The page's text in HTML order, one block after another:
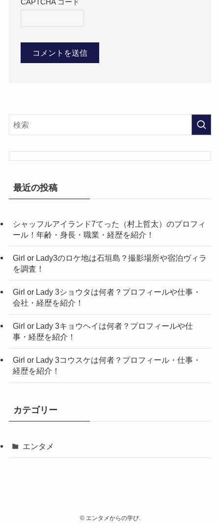
CAPTCHA コード
最近の投稿
シャッフルアイランド7てった（村上哲太）のプロフィ
ール！年齢・身長・職業・経歴を紹介！
Girl or Lady3のロケ地は石垣島？撮影場所や宿泊ヴィラ
を調査！
Girl or Lady 3ショウタは何者？プロフィールや仕事・
会社・経歴を紹介！
Girl or Lady 3キョウヘイは何者？プロフィールや仕
事・経歴を紹介！
Girl or Lady 3コウスケは何者？プロフィール・仕事・
経歴を紹介！
カテゴリー
エンタメ
©エンタメからの学び.